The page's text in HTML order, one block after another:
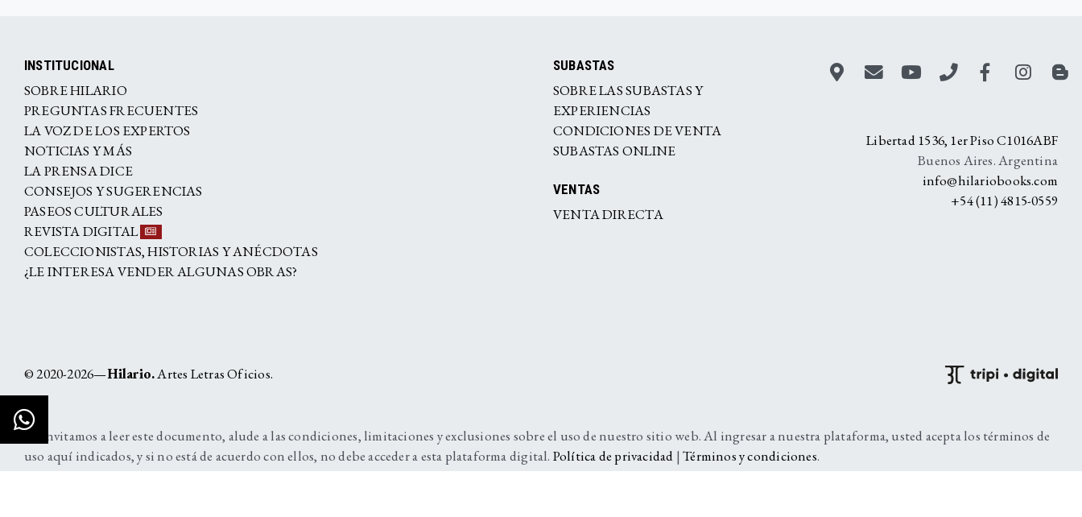
INSTITUCIONAL
SOBRE HILARIO
PREGUNTAS FRECUENTES
LA VOZ DE LOS EXPERTOS
NOTICIAS Y MÁS
LA PRENSA DICE
CONSEJOS Y SUGERENCIAS
PASEOS CULTURALES
REVISTA DIGITAL
COLECCIONISTAS, HISTORIAS Y ANÉCDOTAS
¿LE INTERESA VENDER ALGUNAS OBRAS?
SUBASTAS
SOBRE LAS SUBASTAS Y
EXPERIENCIAS
CONDICIONES DE VENTA
SUBASTAS ONLINE
VENTAS
VENTA DIRECTA
Libertad 1536, 1er Piso C1016ABF
Buenos Aires. Argentina
info@hilariobooks.com
+54 (11) 4815-0559
© 2020-2026—Hilario.Artes Letras Oficios.
Lo invitamos a leer este documento, alude a las condiciones, limitaciones y exclusiones sobre el uso de nuestro sitio web. Al ingresar a nuestra plataforma, usted acepta los términos de
uso aquí indicados, y si no está de acuerdo con ellos, no debe acceder a esta plataforma digital. Política de privacidad |Términos y condiciones.